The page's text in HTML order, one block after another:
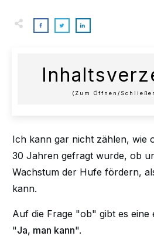
(zum Öffnen/
Ich kann gar nicht zählen, wie
30 Jahren gefragt wurde, ob
Wachstum der Hufe fördern,
kann.
Auf die Frage "ob" gibt es eine
"Ja, man kann".